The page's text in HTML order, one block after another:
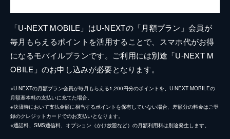
「U-NEXT MOBILE」はU-NEXTの「月額プラン」会員が
毎月もらえるポイントを活用することで、スマホ代がお得
になるモバイルプランです。ご利用には別途「U-NEXT M
OBILE」のお申し込みが必要となります。
※U-NEXTの月額プラン会員が毎月もらえる1,200円分のポイントを、U-NEXT MOBILEの
月額基本料の支払いに充てた場合。
※決済時において支払金額に相当するポイントを保有していない場合、差額分の料金はご登
録のクレジットカードでのお支払いとなります。
※通話料、SMS通信料、オプション（かけ放題など）の月額利用料は別途発生します。